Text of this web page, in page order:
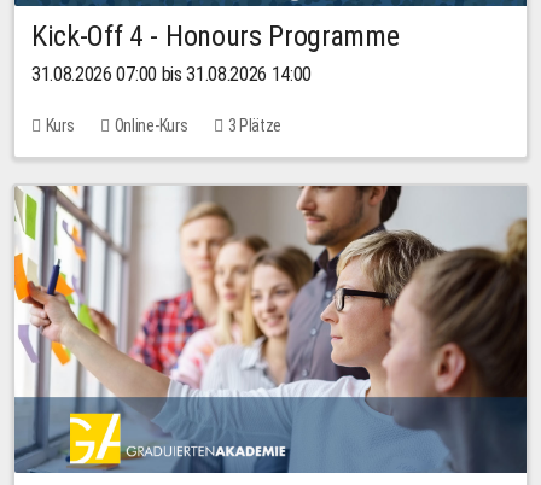
Kick-Off 4 - Honours Programme
31.08.2026 07:00 bis 31.08.2026 14:00
Kurs Online-Kurs 3 Plätze